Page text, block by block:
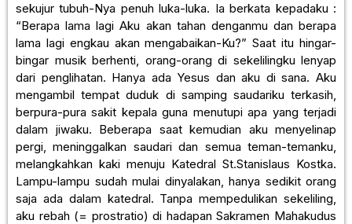
sekujur tubuh-Nya penuh luka-luka. Ia berkata kepadaku :
“Berapa lama lagi Aku akan tahan denganmu dan berapa
lama lagi engkau akan mengabaikan-Ku?” Saat itu hingar-
bingar musik berhenti, orang-orang di sekelilingku lenyap
dari penglihatan. Hanya ada Yesus dan aku di sana. Aku
mengambil tempat duduk di samping saudariku terkasih,
berpura-pura sakit kepala guna menutupi apa yang terjadi
dalam jiwaku. Beberapa saat kemudian aku menyelinap
pergi, meninggalkan saudari dan semua teman-temanku,
melangkahkan kaki menuju Katedral St.Stanislaus Kostka.
Lampu-lampu sudah mulai dinyalakan, hanya sedikit orang
saja ada dalam katedral. Tanpa mempedulikan sekeliling,
aku rebah (= prostratio) di hadapan Sakramen Mahakudus